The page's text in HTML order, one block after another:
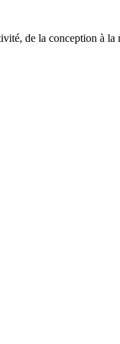
de la conception à la